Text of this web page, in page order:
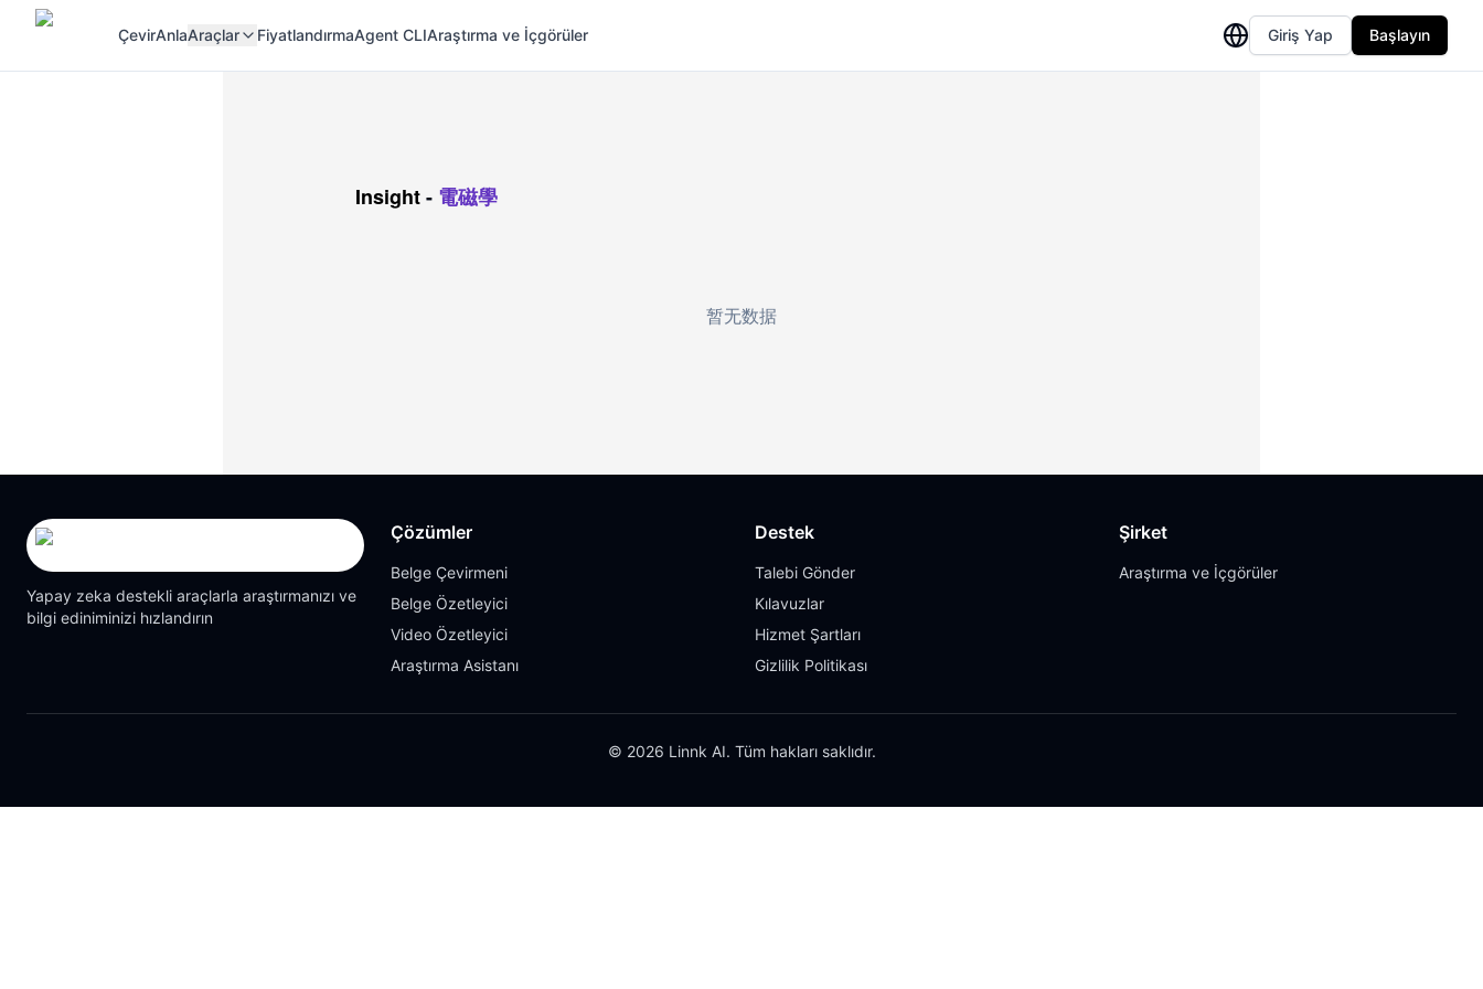
ÇevirAnlaAraçlar FiyatlandırmaAgent CLIAraştırma ve İçgörüler Giriş Yap Başlayın
Insight- 電磁學
暂无数据
Yapay zeka destekli araçlarla araştırmanızı ve
bilgi ediniminizi hızlandırın
Çözümler
Belge Çevirmeni
Belge Özetleyici
Video Özetleyici
Araştırma Asistanı
Destek
Talebi Gönder
Kılavuzlar
Hizmet Şartları
Gizlilik Politikası
Şirket
Araştırma ve İçgörüler
© 2026 Linnk AI. Tüm hakları saklıdır.